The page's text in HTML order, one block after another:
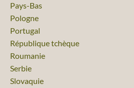
Voyage
Pays-Bas
Voyage
Pologne
Voyage
Portugal
Voyage
République tchèque
Voyage
Roumanie
Voyage
Serbie
Voyage
Slovaquie